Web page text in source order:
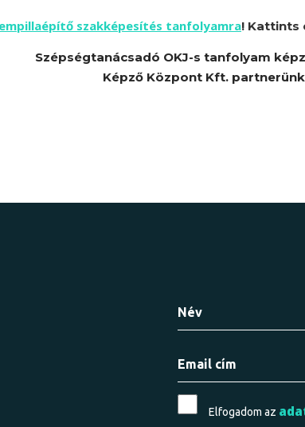
szakképesítés tanfolyamra! Kattints
Szépségtanácsadó OKJ-s tanfolyam
Képző Központ Kft.
Elfogadom az